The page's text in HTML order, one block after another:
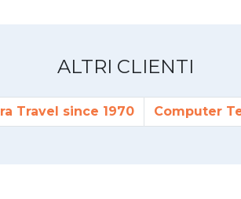
ALTRI CLIENTI
Travel since 1970 Computer